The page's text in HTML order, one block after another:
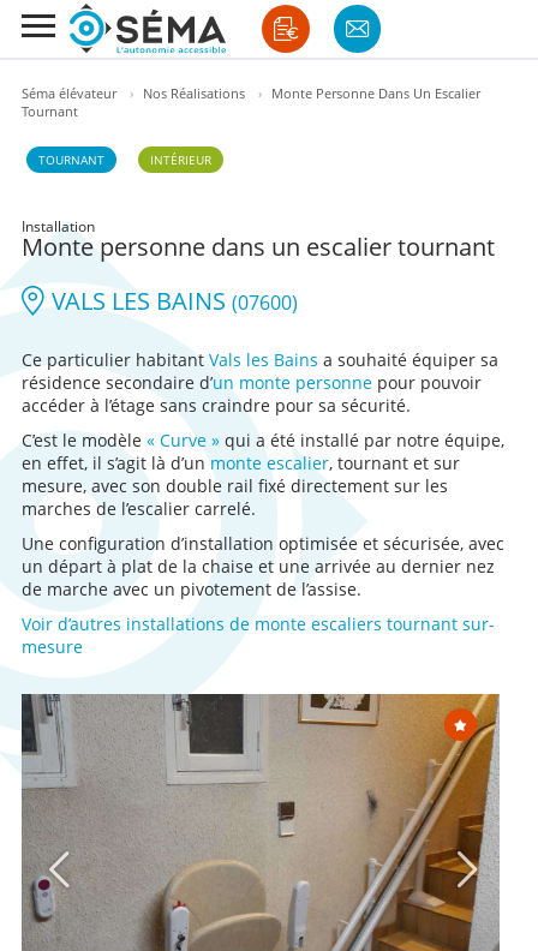
Séma élévateur › Nos Réalisations › Monte Personne Dans Un Escalier
Tournant
TOURNANT INTÉRIEUR
Installation
Monte personne dans un escalier tournant
VALS LES BAINS (07600)
Ce particulier habitant Vals les Bains a souhaité équiper sa
résidence secondaire d’un monte personnepour pouvoir
accéder à l’étage sans craindre pour sa sécurité.
C’est le modèle « Curve »qui a été installé par notre équipe,
en effet, il s’agit là d’un monte escalier, tournant et sur
mesure, avec son double rail fixé directement sur les
marches de l’escalier carrelé.
Une configuration d’installation optimisée et sécurisée, avec
un départ à plat de la chaise et une arrivée au dernier nez
de marche avec un pivotement de l’assise.
Voir d’autres installations de monte escaliers tournant sur-
mesure